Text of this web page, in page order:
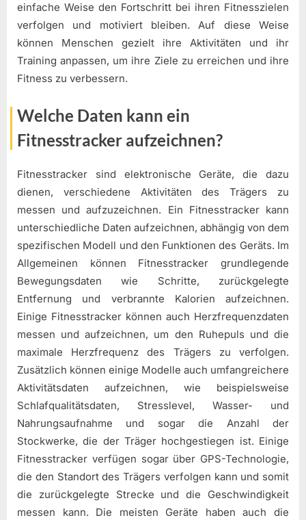
einfache Weise den Fortschritt bei ihren Fitnesszielen
verfolgen und motiviert bleiben. Auf diese Weise
können Menschen gezielt ihre Aktivitäten und ihr
Training anpassen, um ihre Ziele zu erreichen und ihre
Fitness zu verbessern.
Welche Daten kann ein
Fitnesstracker aufzeichnen?
Fitnesstracker sind elektronische Geräte, die dazu
dienen, verschiedene Aktivitäten des Trägers zu
messen und aufzuzeichnen. Ein Fitnesstracker kann
unterschiedliche Daten aufzeichnen, abhängig von dem
spezifischen Modell und den Funktionen des Geräts. Im
Allgemeinen können Fitnesstracker grundlegende
Bewegungsdaten wie Schritte, zurückgelegte
Entfernung und verbrannte Kalorien aufzeichnen.
Einige Fitnesstracker können auch Herzfrequenzdaten
messen und aufzeichnen, um den Ruhepuls und die
maximale Herzfrequenz des Trägers zu verfolgen.
Zusätzlich können einige Modelle auch umfangreichere
Aktivitätsdaten aufzeichnen, wie beispielsweise
Schlafqualitätsdaten, Stresslevel, Wasser- und
Nahrungsaufnahme und sogar die Anzahl der
Stockwerke, die der Träger hochgestiegen ist. Einige
Fitnesstracker verfügen sogar über GPS-Technologie,
die den Standort des Trägers verfolgen kann und somit
die zurückgelegte Strecke und die Geschwindigkeit
messen kann. Die meisten Geräte haben auch die